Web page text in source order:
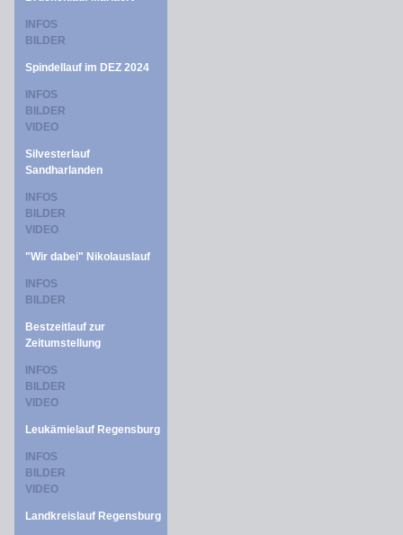
INFOS
BILDER
Spindellauf im DEZ 2024
INFOS
BILDER
VIDEO
Silvesterlauf
Sandharlanden
INFOS
BILDER
VIDEO
"Wir dabei" Nikolauslauf
INFOS
BILDER
Bestzeitlauf zur
Zeitumstellung
INFOS
BILDER
VIDEO
Leukämielauf Regensburg
INFOS
BILDER
VIDEO
Landkreislauf Regensburg